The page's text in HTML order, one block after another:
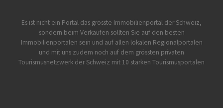
Es ist nicht ein Portal das grösste Immobilienportal der Schweiz,
sondern beim Verkaufen sollten Sie auf den besten
Immobilienportalen sein und auf allen lokalen Regionalportalen
und mit uns zudem noch auf dem grössten privaten
Tourismusnetzwerk der Schweiz mit 10 starken Tourismusportalen